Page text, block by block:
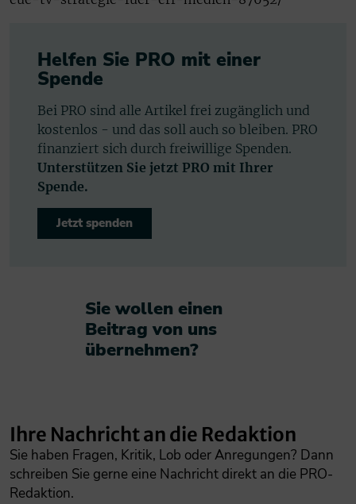
Helfen Sie PRO mit einer
Spende
Bei PRO sind alle Artikel frei zugänglich und
kostenlos - und das soll auch so bleiben. PRO
finanziert sich durch freiwillige Spenden.
Unterstützen Sie jetzt PRO mit Ihrer
Spende.
Jetzt spenden
Sie wollen einen
Beitrag von uns
übernehmen?​
Ihre Nachricht an die Redaktion
Sie haben Fragen, Kritik, Lob oder Anregungen? Dann
schreiben Sie gerne eine Nachricht direkt an die PRO-
Redaktion.